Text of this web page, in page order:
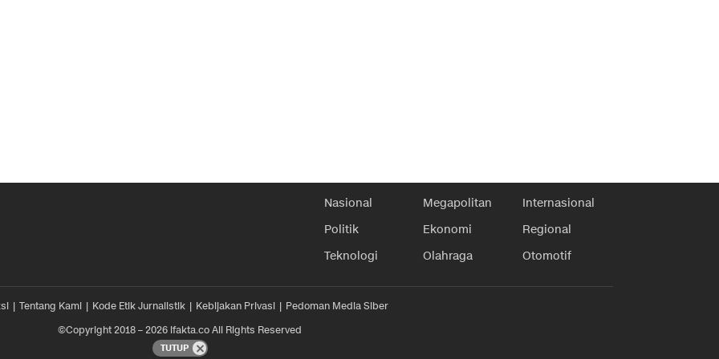
Nasional Megapolitan
Internasional
Politik
Ekonomi
Regional
Teknologi
Olahraga Otomotif
Tentang Kami Kode Etik Jurnalistik Kebijakan Privasi
Pedoman Media Siber
©Copyright 2018 – 2026 ifakta.co All Rights Reserved
TUTUP